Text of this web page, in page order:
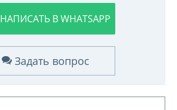
НАПИСАТЬ В WHATSAPP
Задать вопрос